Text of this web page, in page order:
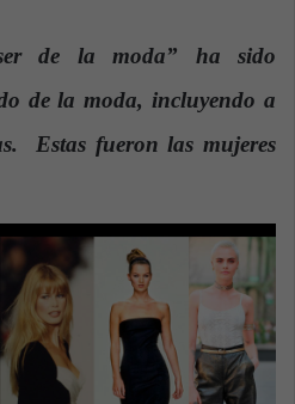
de la moda” ha sido
de la moda, incluyendo a
Estas fueron las mujeres